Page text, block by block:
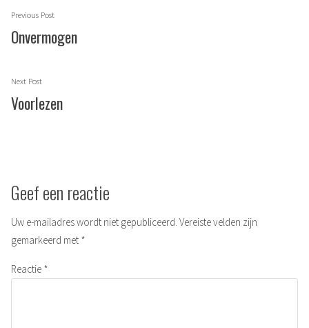
Berichtnavigatie
Previous PostPrevious
Onvermogen
Next PostNext
Voorlezen
Geef een reactie
Uw e-mailadres wordt niet gepubliceerd. Vereiste velden zijn
gemarkeerd met *
Reactie *